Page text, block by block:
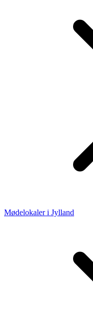
Mødelokaler i Jylland